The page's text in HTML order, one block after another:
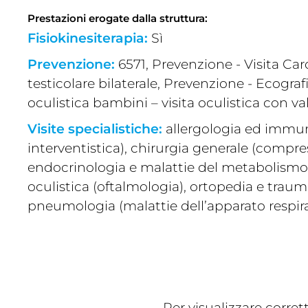
Prestazioni erogate dalla struttura:
Fisiokinesiterapia: Sì
Prevenzione: 6571, Prevenzione - Visita
testicolare bilaterale, Prevenzione -
oculistica bambini – visita oculistica con
Visite specialistiche: allergologia ed
interventistica), chirurgia generale
endocrinologia e malattie del
oculistica (oftalmologia), ortopedia e
pneumologia (malattie dell’apparato